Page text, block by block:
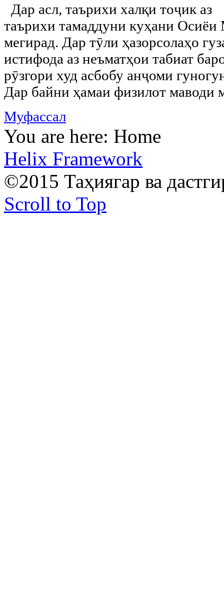
Дар асл, таърихи халқи тоҷик аз
таърихи тамаддуни куҳани Осиёи
мегирад. Дар тӯли ҳазорсолаҳо
истифода аз неъматҳои табиат
рӯзгори худ асбобу анҷоми
Дар байни ҳамаи физилот маводи
Муфассал
You are here: Home
Helix Framework
©2015 Таҳиягар ва
Scroll to Top